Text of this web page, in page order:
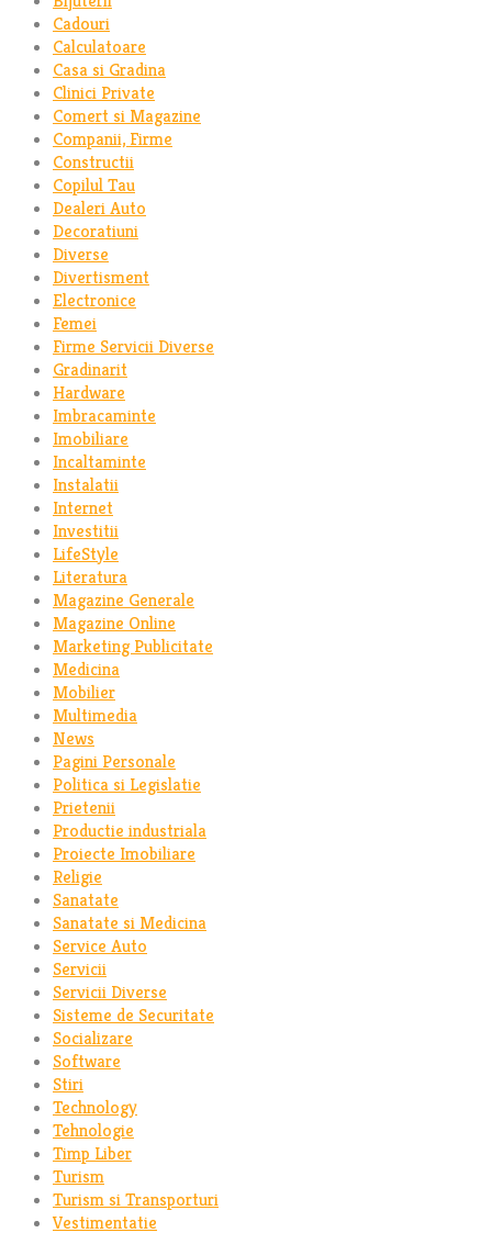
Cadouri
Calculatoare
Casa si Gradina
Clinici Private
Comert si Magazine
Companii, Firme
Constructii
Copilul Tau
Dealeri Auto
Decoratiuni
Diverse
Divertisment
Electronice
Femei
Firme Servicii Diverse
Gradinarit
Hardware
Imbracaminte
Imobiliare
Incaltaminte
Instalatii
Internet
Investitii
LifeStyle
Literatura
Magazine Generale
Magazine Online
Marketing Publicitate
Medicina
Mobilier
Multimedia
News
Pagini Personale
Politica si Legislatie
Prietenii
Productie industriala
Proiecte Imobiliare
Religie
Sanatate
Sanatate si Medicina
Service Auto
Servicii
Servicii Diverse
Sisteme de Securitate
Socializare
Software
Stiri
Technology
Tehnologie
Timp Liber
Turism
Turism si Transporturi
Vestimentatie